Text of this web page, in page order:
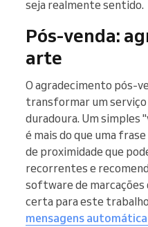
seja realmente sentido.
Pós-venda:
arte
O agradecimento pós-
transformar um serviço
duradoura. Um simples
é mais do que uma
de proximidade que
recorrentes e
software de marcações
certa para este
mensagens